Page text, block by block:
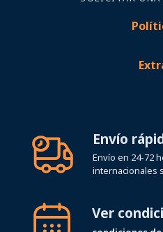
Envío
Envío en 24-72
internacionales
Ver